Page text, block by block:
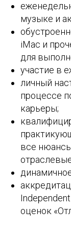
музыке и
iMac и
для
участие в
личный
процессе
карьеры;
все
оценок